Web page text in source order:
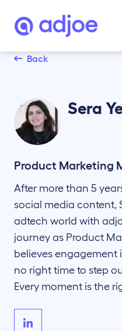
Back
Sera
Product Marketing
After more than 5
social media content,
adtech world with
journey as Product
believes engagement
no right time to step
Every moment is the